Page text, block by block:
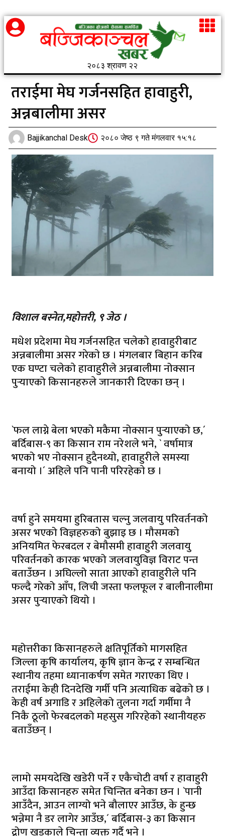
२०८३ श्रावण २२
तराईमा मेघ गर्जनसहित हावाहुरी,
अन्नबालीमा असर
Bajjikanchal Desk २०८० जेष्ठ ९ गते मंगलवार १५:१८
विशाल बस्नेत,महोत्तरी, ९ जेठ ।
मधेश प्रदेशमा मेघ गर्जनसहित चलेकाे हावाहुरीबाट
अन्नबालीमा असर गरेकाे छ । मंगलबार बिहान करिब
एक घण्टा चलेकाे हावाहुरीले अन्नबालीमा नोक्सान
पुर्‍याएको किसानहरुले जानकारी दिएका छन् ।
`फल लाग्ने बेला भएको मकैमा नोक्सान पुर्‍याएको छ,´
बर्दिबास-९ का किसान राम नरेशले भने, ` वर्षामात्र
भएको भए नोक्सान हुदैनथ्यो, हावाहुरीले समस्या
बनायो ।´ अहिले पनि पानी परिरहेकाे छ ।
वर्षा हुने समयमा हुरिबतास चल्नु जलवायु परिवर्तनको
असर भएको विज्ञहरुको बुझाइ छ । मौसमको
अनियमित फेरबदल र बेमौसमी हावाहुरी जलवायु
परिवर्तनको कारक भएको जलवायुविज्ञ विराट पन्त
बताउँछन । अघिल्लो साता आएको हावाहुरीले पनि
फल्दै गरेको आँप, लिची जस्ता फलफूल र बालीनालीमा
असर पुर्‍याएको थियो ।
महोत्तरीका किसानहरुले क्षतिपूर्तिको मागसहित
जिल्ला कृषि कार्यालय, कृषि ज्ञान केन्द्र र सम्बन्धित
स्थानीय तहमा ध्यानाकर्षण समेत गराएका थिए ।
तराईमा केही दिनदेखि गर्मी पनि अत्याधिक बढेको छ ।
केही वर्ष अगाडि र अहिलेको तुलना गर्दा गर्मीमा नै
निकै ठूलो फेरबदलको महसुस गरिरहेको स्थानीयहरु
बताउँछन् ।
लामो समयदेखि खडेरी पर्ने र एकैचोटी वर्षा र हावाहुरी
आउँदा किसानहरु समेत चिन्तित बनेका छन । `पानी
आउँदैन, आउन लाग्यो भने बौलाएर आउँछ, के हुन्छ
भन्नेमा नै डर लागेर आउँछ,´ बर्दिबास-३ का किसान
द्रोण खड्काले चिन्ता व्यक्त गर्दै भने ।